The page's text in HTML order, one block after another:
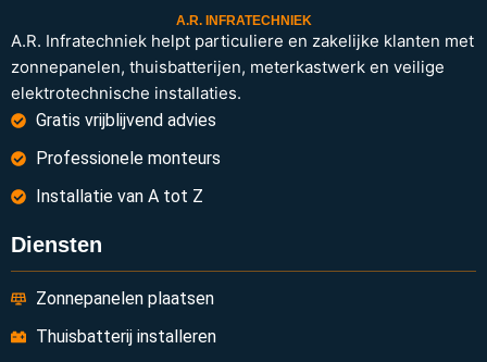
A.R. INFRATECHNIEK
A.R. Infratechniek helpt particuliere en zakelijke klanten met
zonnepanelen, thuisbatterijen, meterkastwerk en veilige
elektrotechnische installaties.
Gratis vrijblijvend advies
Professionele monteurs
Installatie van A tot Z
Diensten
Zonnepanelen plaatsen
Thuisbatterij installeren